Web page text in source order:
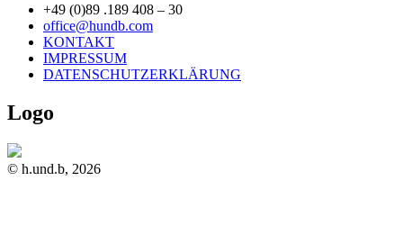
+49 (0)89 .189 408 – 30
office@hundb.com
KONTAKT
IMPRESSUM
DATENSCHUTZERKLÄRUNG
Logo
© h.und.b, 2026